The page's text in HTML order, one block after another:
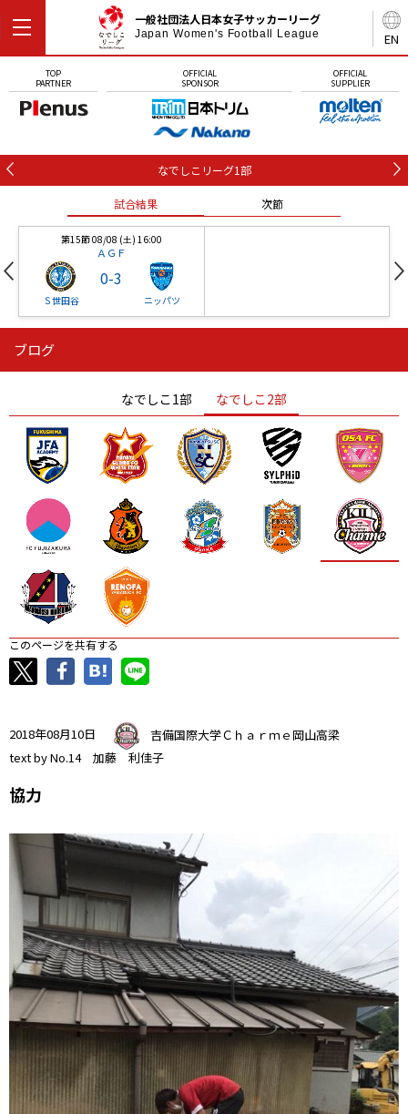
EN
一般社団法人日本女子サッカーリーグ
Japan Women's Football League
TOP
PARTNER
OFFICIAL
SPONSOR
OFFICIAL
SUPPLIER
なでしこリーグ1部
試合結果 次節
第15節 08/08 (土) 16:00
ＡＧＦ
Ｓ世田谷
0-3
ニッパツ
ニッパツ
ニッパツ 名古屋
石人の星
静岡 愛媛Ｌ
ブログ
なでしこ1部 なでしこ2部
このページを共有する
2018年08月10日
吉備国際大学Ｃｈａｒｍｅ岡山高梁
text by No.14 加藤 利佳子
協力